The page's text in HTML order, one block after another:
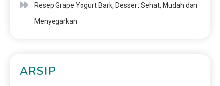
Resep Grape Yogurt Bark, Dessert Sehat, Mudah dan
Menyegarkan
ARSIP